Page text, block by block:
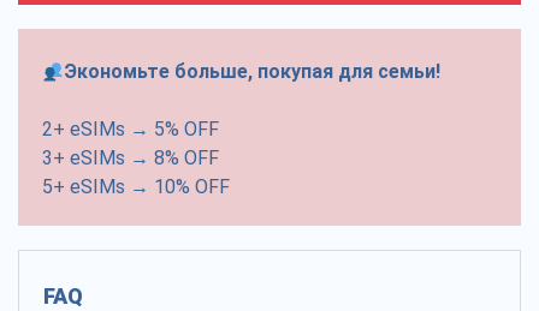
Экономьте больше, покупая для семьи!
2+ eSIMs → 5% OFF
3+ eSIMs → 8% OFF
5+ eSIMs → 10% OFF
FAQ